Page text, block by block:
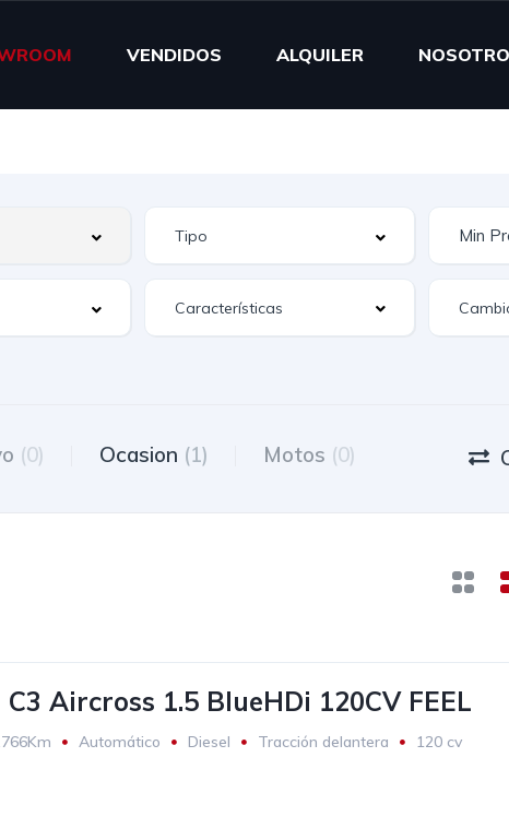
VENDIDOS ALQUILER
Características
(0) Ocasion (1) Motos (0)
Aircross 1.5 BlueHDi 120CV FEEL
Automático Diesel Tracción delantera
120 cv